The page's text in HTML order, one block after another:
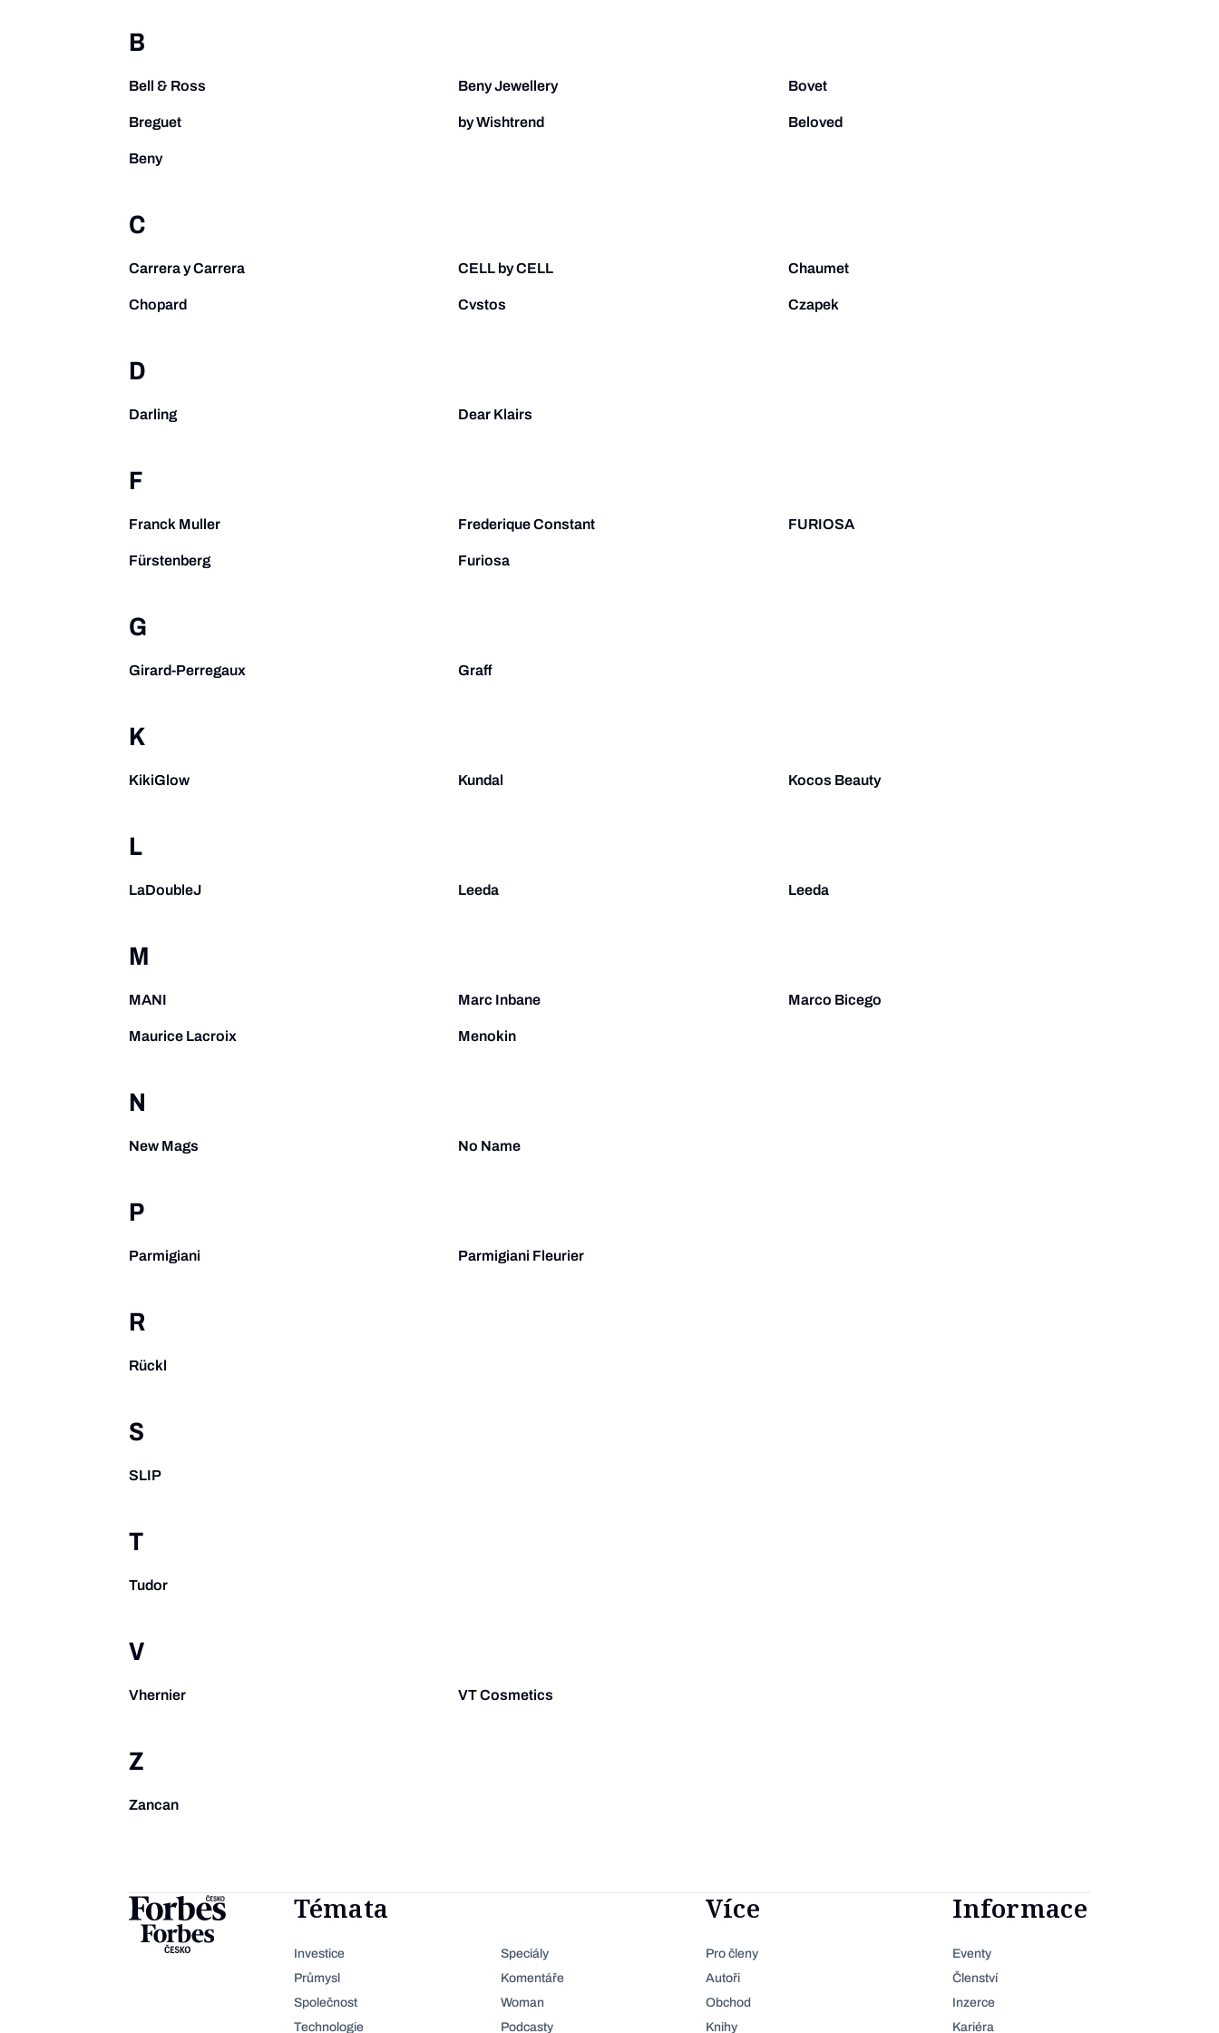
B
Bell & Ross Beny Jewellery Bovet
Breguet by Wishtrend Beloved
Beny
C
Carrera y Carrera CELL by CELL Chaumet
Chopard Cvstos Czapek
D
Darling Dear Klairs
F
Franck Muller Frederique Constant FURIOSA
Fürstenberg Furiosa
G
Girard-Perregaux Graff
K
KikiGlow Kundal Kocos Beauty
L
LaDoubleJ Leeda Leeda
M
MANI Marc Inbane Marco Bicego
Maurice Lacroix Menokin
N
New Mags No Name
P
Parmigiani Parmigiani Fleurier
R
Rückl
S
SLIP
T
Tudor
V
Vhernier VT Cosmetics
Z
Zancan
Témata
Investice
Průmysl
Společnost
Technologie
Speciály
Komentáře
Woman
Podcasty
Více
Pro členy
Autoři
Obchod
Knihy
Informace
Eventy
Členství
Inzerce
Kariéra